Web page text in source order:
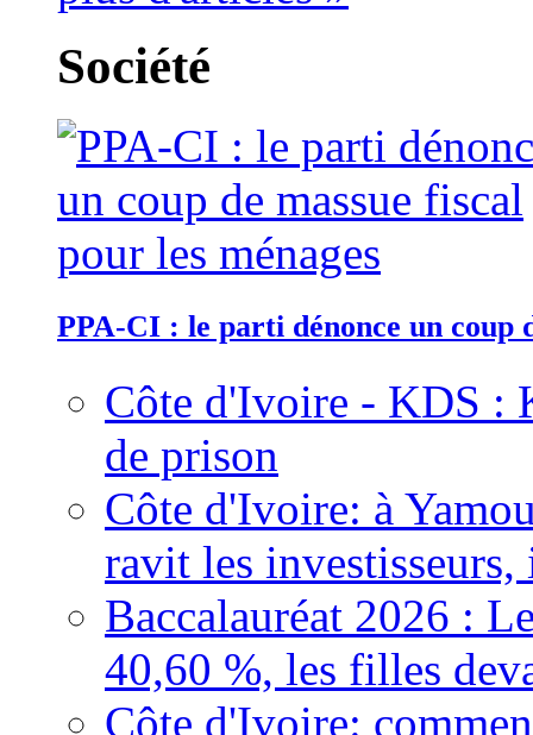
Société
PPA-CI : le parti dénonce un coup
Côte d'Ivoire - KDS :
de prison
Côte d'Ivoire: à
ravit les
Baccalauréat 2026 :
40,60 %, les filles
Côte d'Ivoire: